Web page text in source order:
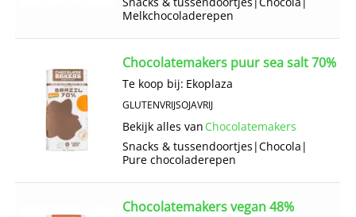
Melkchocoladerepen
Chocolatemakers puur sea salt 70%
Te koop bij: Ekoplaza
GLUTENVRIJSOJAVRIJ
Bekijk alles van Chocolatemakers
Snacks & tussendoortjes |Chocola |
Pure chocoladerepen
Chocolatemakers vegan 48%